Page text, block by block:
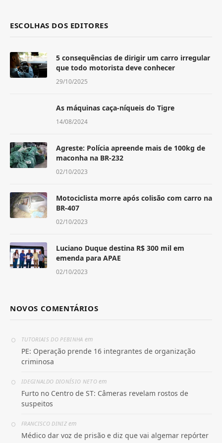
ESCOLHAS DOS EDITORES
5 consequências de dirigir um carro irregular
que todo motorista deve conhecer
29/10/2025
As máquinas caça-níqueis do Tigre
14/08/2024
Agreste: Polícia apreende mais de 100kg de
maconha na BR-232
02/10/2023
Motociclista morre após colisão com carro na
BR-407
02/10/2023
Luciano Duque destina R$ 300 mil em
emenda para APAE
02/10/2023
NOVOS COMENTÁRIOS
TUTORIAIS DO PEBINHA em
PE: Operação prende 16 integrantes de organização
criminosa
IDEGINALDO DIONÍSIO NETOem
Furto no Centro de ST: Câmeras revelam rostos de
suspeitos
FRANCISCO DINIZem
Médico dar voz de prisão e diz que vai algemar repórter